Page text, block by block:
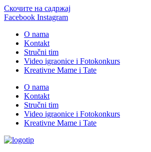
Скочите на садржај
Facebook Instagram
O nama
Kontakt
Stručni tim
Video igraonice i Fotokonkurs
Kreativne Mame i Tate
O nama
Kontakt
Stručni tim
Video igraonice i Fotokonkurs
Kreativne Mame i Tate